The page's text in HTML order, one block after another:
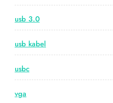
usb 3.0
usb kabel
usbc
vga